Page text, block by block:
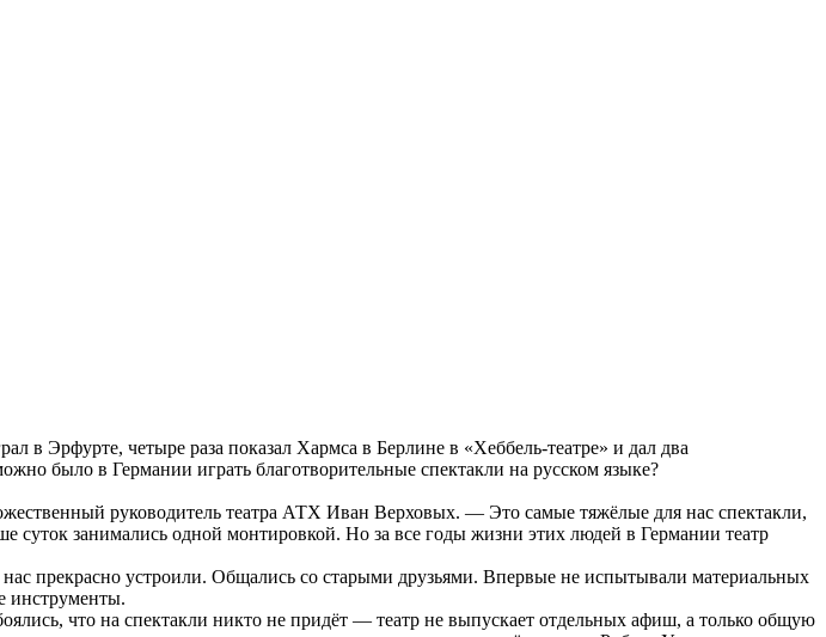
Эрфурте, четыре раза показал Хармса в Берлине в «Хеббель-театре» и дал два
было в Германии играть благотворительные спектакли на русском языке?
руководитель театра АТХ Иван Верховых. — Это самые тяжёлые для нас спектакли,
занимались одной монтировкой. Но за все годы жизни этих людей в Германии театр
прекрасно устроили. Общались со старыми друзьями. Впервые не испытывали материальных
инструменты.
что на спектакли никто не придёт — театр не выпускает отдельных афиш, а только общую